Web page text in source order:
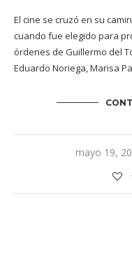
El cine se cruzó en su
cuando fue elegido para
órdenes de Guillermo del
Eduardo Noriega, Marisa
mayo 19,